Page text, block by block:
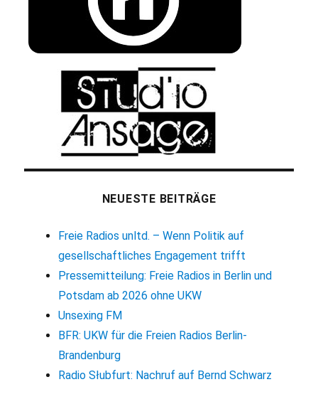
NEUESTE BEITRÄGE
Freie Radios unltd. – Wenn Politik auf
gesellschaftliches Engagement trifft
Pressemitteilung: Freie Radios in Berlin und
Potsdam ab 2026 ohne UKW
Unsexing FM
BFR: UKW für die Freien Radios Berlin-
Brandenburg
Radio Słubfurt: Nachruf auf Bernd Schwarz